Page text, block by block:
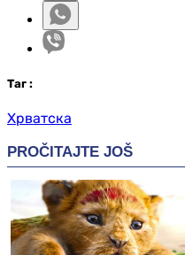
Таг :
Хрватска